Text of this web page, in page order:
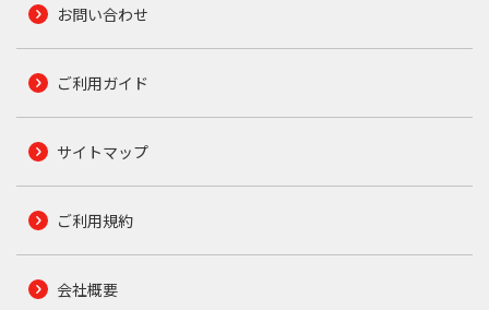
お問い合わせ
ご利用ガイド
サイトマップ
ご利用規約
会社概要